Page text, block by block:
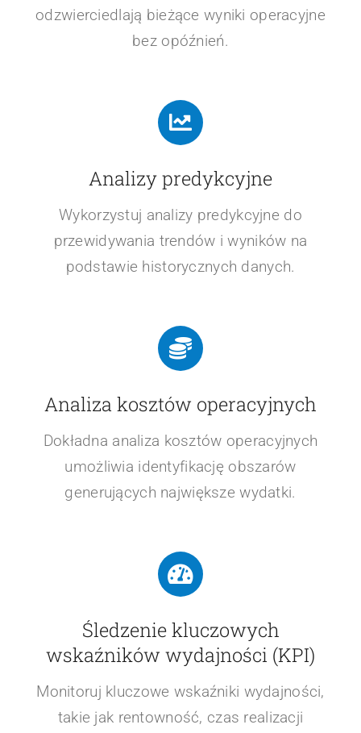
odzwierciedlają bieżące wyniki operacyjne
bez opóźnień.
Analizy predykcyjne
Wykorzystuj analizy predykcyjne do
przewidywania trendów i wyników na
podstawie historycznych danych.
Analiza kosztów operacyjnych
Dokładna analiza kosztów operacyjnych
umożliwia identyfikację obszarów
generujących największe wydatki.
Śledzenie kluczowych
wskaźników wydajności (KPI)
Monitoruj kluczowe wskaźniki wydajności,
takie jak rentowność, czas realizacji